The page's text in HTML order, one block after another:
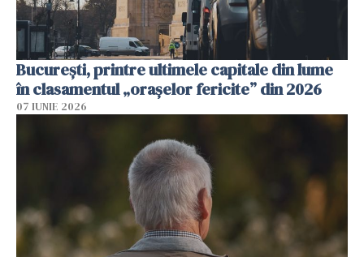
București, printre ultimele capitale din lume
în clasamentul „orașelor fericite” din 2026
07 IUNIE 2026